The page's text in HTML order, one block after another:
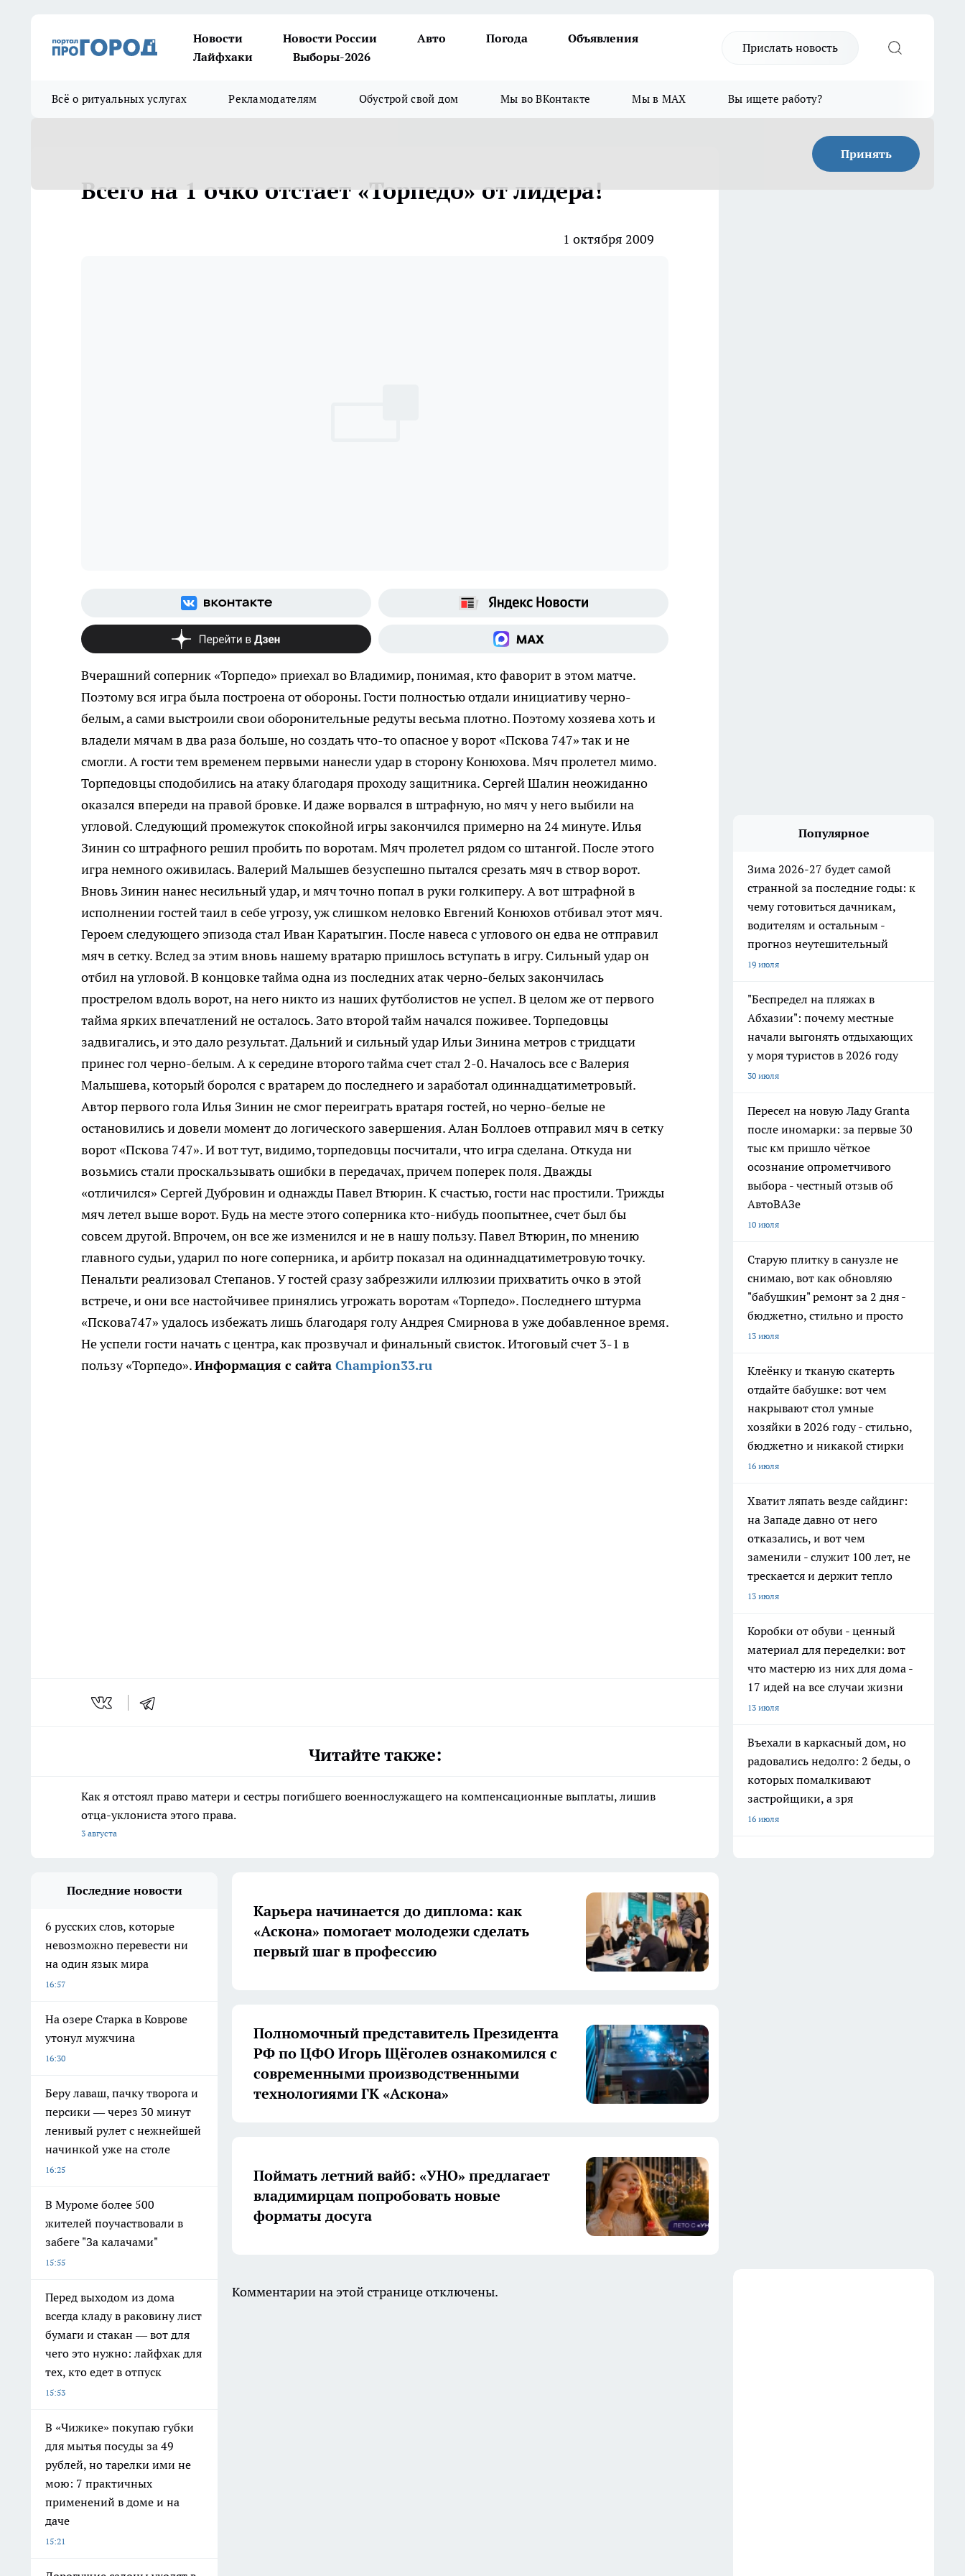
Новости Новости России Авто Погода
Объявления
Лайфхаки
Выборы-2026
Прислать новость
Всё о ритуальных услугах Рекламодателям Обустрой свой дом Мы во ВКонтакте Мы в MAX Вы ищете работу?
Принять
Всего на 1 очко отстает «Торпедо» от лидера!
1 октября 2009
Вчерашний соперник «Торпедо» приехал во Владимир, понимая, кто фаворит в этом матче.
Поэтому вся игра была построена от обороны. Гости полностью отдали инициативу черно-
белым, а сами выстроили свои оборонительные редуты весьма плотно. Поэтому хозяева хоть и
владели мячам в два раза больше, но создать что-то опасное у ворот «Пскова 747» так и не
смогли. А гости тем временем первыми нанесли удар в сторону Конюхова. Мяч пролетел мимо.
Торпедовцы сподобились на атаку благодаря проходу защитника. Сергей Шалин неожиданно
оказался впереди на правой бровке. И даже ворвался в штрафную, но мяч у него выбили на
угловой. Следующий промежуток спокойной игры закончился примерно на 24 минуте. Илья
Зинин со штрафного решил пробить по воротам. Мяч пролетел рядом со штангой. После этого
игра немного оживилась. Валерий Малышев безуспешно пытался срезать мяч в створ ворот.
Вновь Зинин нанес несильный удар, и мяч точно попал в руки голкиперу. А вот штрафной в
исполнении гостей таил в себе угрозу, уж слишком неловко Евгений Конюхов отбивал этот мяч.
Героем следующего эпизода стал Иван Каратыгин. После навеса с углового он едва не отправил
мяч в сетку. Вслед за этим вновь нашему вратарю пришлось вступать в игру. Сильный удар он
отбил на угловой. В концовке тайма одна из последних атак черно-белых закончилась
прострелом вдоль ворот, на него никто из наших футболистов не успел. В целом же от первого
тайма ярких впечатлений не осталось. Зато второй тайм начался поживее. Торпедовцы
задвигались, и это дало результат. Дальний и сильный удар Ильи Зинина метров с тридцати
принес гол черно-белым. А к середине второго тайма счет стал 2-0. Началось все с Валерия
Малышева, который боролся с вратарем до последнего и заработал одиннадцатиметровый.
Автор первого гола Илья Зинин не смог переиграть вратаря гостей, но черно-белые не
остановились и довели момент до логического завершения. Алан Боллоев отправил мяч в сетку
ворот «Пскова 747». И вот тут, видимо, торпедовцы посчитали, что игра сделана. Откуда ни
возьмись стали проскальзывать ошибки в передачах, причем поперек поля. Дважды
«отличился» Сергей Дубровин и однажды Павел Втюрин. К счастью, гости нас простили. Трижды
мяч летел выше ворот. Будь на месте этого соперника кто-нибудь поопытнее, счет был бы
совсем другой. Впрочем, он все же изменился и не в нашу пользу. Павел Втюрин, по мнению
главного судьи, ударил по ноге соперника, и арбитр показал на одиннадцатиметровую точку.
Пенальти реализовал Степанов. У гостей сразу забрезжили иллюзии прихватить очко в этой
встрече, и они все настойчивее принялись угрожать воротам «Торпедо». Последнего штурма
«Пскова747» удалось избежать лишь благодаря голу Андрея Смирнова в уже добавленное время.
Не успели гости начать с центра, как прозвучал и финальный свисток. Итоговый счет 3-1 в
пользу «Торпедо».Информация с сайта Champion33.ru
Читайте также:
Как я отстоял право матери и сестры погибшего военнослужащего на компенсационные выплаты, лишив
отца-уклониста этого права.
3 августа
Популярное
Зима 2026-27 будет самой
странной за последние годы: к
чему готовиться дачникам,
водителям и остальным -
прогноз неутешительный
19 июля
"Беспредел на пляжах в
Абхазии": почему местные
начали выгонять отдыхающих
у моря туристов в 2026 году
30 июля
Пересел на новую Ладу Granta
после иномарки: за первые 30
тыс км пришло чёткое
осознание опрометчивого
выбора - честный отзыв об
АвтоВАЗе
10 июля
Старую плитку в санузле не
снимаю, вот как обновляю
"бабушкин" ремонт за 2 дня -
бюджетно, стильно и просто
13 июля
Клеёнку и тканую скатерть
отдайте бабушке: вот чем
накрывают стол умные
хозяйки в 2026 году - стильно,
бюджетно и никакой стирки
16 июля
Хватит ляпать везде сайдинг:
на Западе давно от него
отказались, и вот чем
заменили - служит 100 лет, не
трескается и держит тепло
13 июля
Коробки от обуви - ценный
материал для переделки: вот
что мастерю из них для дома -
17 идей на все случаи жизни
13 июля
Въехали в каркасный дом, но
радовались недолго: 2 беды, о
которых помалкивают
застройщики, а зря
16 июля
Последние новости
6 русских слов, которые
невозможно перевести ни
на один язык мира
16:57
На озере Старка в Коврове
утонул мужчина
16:30
Беру лаваш, пачку творога и
персики — через 30 минут
ленивый рулет с нежнейшей
начинкой уже на столе
16:25
В Муроме более 500
жителей поучаствовали в
забеге "За калачами"
15:55
Перед выходом из дома
всегда кладу в раковину лист
бумаги и стакан — вот для
чего это нужно: лайфхак для
тех, кто едет в отпуск
15:53
В «Чижике» покупаю губки
для мытья посуды за 49
рублей, но тарелки ими не
мою: 7 практичных
применений в доме и на
даче
15:21
Карьера начинается до диплома: как
«Аскона» помогает молодежи сделать
первый шаг в профессию
Полномочный представитель Президента
РФ по ЦФО Игорь Щёголев ознакомился с
современными производственными
технологиями ГК «Аскона»
Поймать летний вайб: «УНО» предлагает
владимирцам попробовать новые
форматы досуга
Комментарии на этой странице отключены.